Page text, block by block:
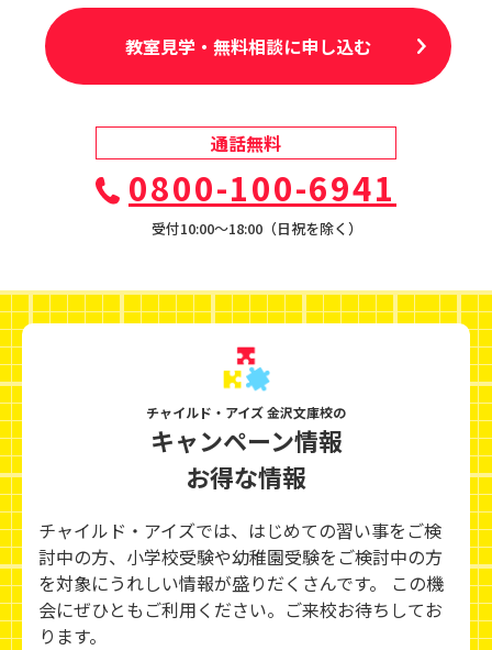
教室見学・無料相談に申し込む
通話無料
0800-100-6941
受付10:00〜18:00（日祝を除く）
チャイルド・アイズ 金沢文庫校の
キャンペーン情報
お得な情報
チャイルド・アイズでは、はじめての習い事をご検
討中の方、小学校受験や幼稚園受験をご検討中の方
を対象にうれしい情報が盛りだくさんです。 この機
会にぜひともご利用ください。ご来校お待ちしてお
ります。